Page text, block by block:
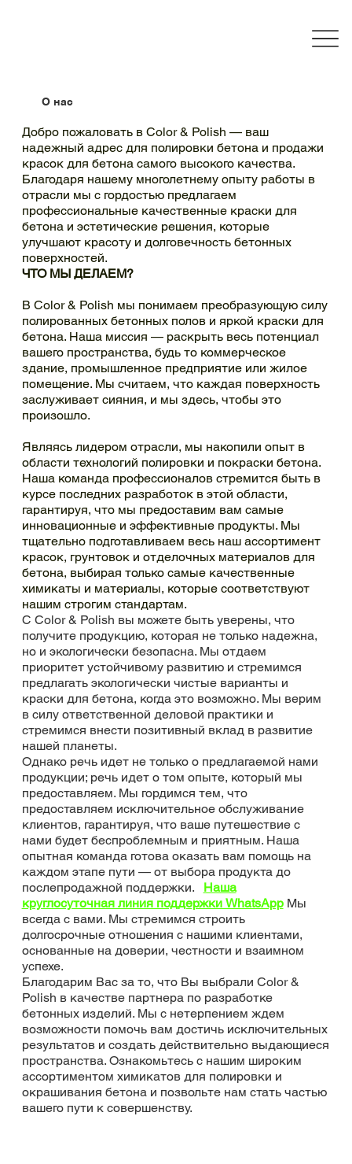
О нас
Добро пожаловать в Color & Polish — ваш
надежный адрес для полировки бетона и продажи
красок для бетона самого высокого качества.
Благодаря нашему многолетнему опыту работы в
отрасли мы с гордостью предлагаем
профессиональные качественные краски для
бетона и эстетические решения, которые
улучшают красоту и долговечность бетонных
поверхностей.
ЧТО МЫ ДЕЛАЕМ?
В Color & Polish мы понимаем преобразующую силу
полированных бетонных полов и яркой краски для
бетона. Наша миссия — раскрыть весь потенциал
вашего пространства, будь то коммерческое
здание, промышленное предприятие или жилое
помещение. Мы считаем, что каждая поверхность
заслуживает сияния, и мы здесь, чтобы это
произошло.
Являясь лидером отрасли, мы накопили опыт в
области технологий полировки и покраски бетона.
Наша команда профессионалов стремится быть в
курсе последних разработок в этой области,
гарантируя, что мы предоставим вам самые
инновационные и эффективные продукты. Мы
тщательно подготавливаем весь наш ассортимент
красок, грунтовок и отделочных материалов для
бетона, выбирая только самые качественные
химикаты и материалы, которые соответствуют
нашим строгим стандартам.
С Color & Polish вы можете быть уверены, что
получите продукцию, которая не только надежна,
но и экологически безопасна. Мы отдаем
приоритет устойчивому развитию и стремимся
предлагать экологически чистые варианты и
краски для бетона, когда это возможно. Мы верим
в силу ответственной деловой практики и
стремимся внести позитивный вклад в развитие
нашей планеты.
Однако речь идет не только о предлагаемой нами
продукции; речь идет о том опыте, который мы
предоставляем. Мы гордимся тем, что
предоставляем исключительное обслуживание
клиентов, гарантируя, что ваше путешествие с
нами будет беспроблемным и приятным. Наша
опытная команда готова оказать вам помощь на
каждом этапе пути — от выбора продукта до
послепродажной поддержки.
Наша
круглосуточная линия поддержки WhatsApp Мы
всегда с вами. Мы стремимся строить
долгосрочные отношения с нашими клиентами,
основанные на доверии, честности и взаимном
успехе.
Благодарим Вас за то, что Вы выбрали Color &
Polish в качестве партнера по разработке
бетонных изделий. Мы с нетерпением ждем
возможности помочь вам достичь исключительных
результатов и создать действительно выдающиеся
пространства. Ознакомьтесь с нашим широким
ассортиментом химикатов для полировки и
окрашивания бетона и позвольте нам стать частью
вашего пути к совершенству.